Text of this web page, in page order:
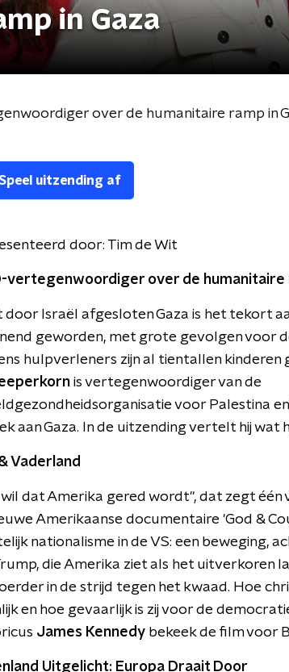
in Gaza
over de humanitaire ramp in
uitzending af
door: Tim de Wit
vertegenwoordiger over de humanitaire
door Israël afgesloten Gaza is het tekort
geworden, met grote gevolgen voor
hulpverleners zijn al tientallen kinderen
is vertegenwoordiger van de
voor Palestina
aan Gaza. In de uitzending vertelt hij wat
Vaderland
wil dat Amerika gered wordt", dat zegt één
Amerikaanse documentaire 'God &
nationalisme in de VS: een beweging,
die Amerika ziet als het uitverkoren
in de strijd tegen het kwaad. Hoe
en hoe gevaarlijk is zij voor de
James Kennedy bekeek de film voor
Uitgelicht: Europa Draait Door